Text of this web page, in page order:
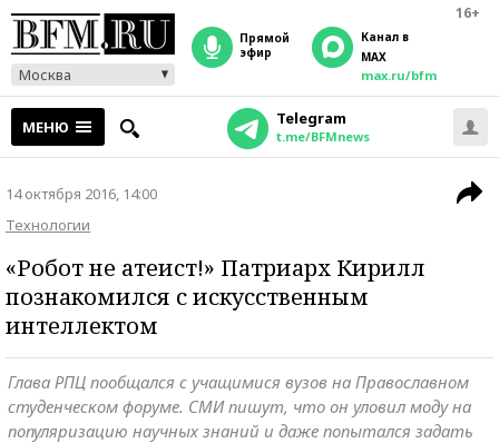
16+
Москва
прямой
эфир
Канал в
MAX
max.ru/bfm
МЕНЮ Telegram
t.me/BFMnews
14 октября 2016, 14:00
Технологии
«Робот не атеист!» Патриарх Кирилл
познакомился с искусственным
интеллектом
Глава РПЦ пообщался с учащимися вузов на Православном
студенческом форуме. СМИ пишут, что он уловил моду на
популяризацию научных знаний и даже попытался задать